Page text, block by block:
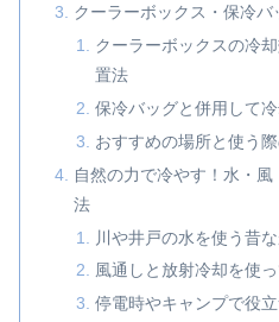
クーラーボックス・保冷
クーラーボックスの冷
置法
保冷バッグと併用して
おすすめの場所と使う
自然の力で冷やす！水・
法
川や井戸の水を使う昔
風通しと放射冷却を使
停電時やキャンプで役